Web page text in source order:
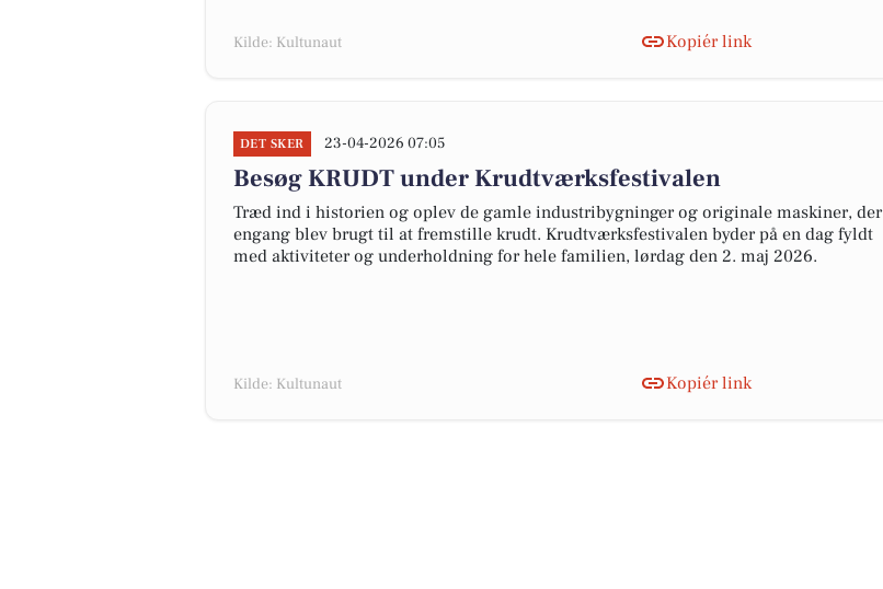
Kilde: Kultunaut Kopiér link
DET SKER 23-04-2026 07:05
Besøg KRUDT under Krudtværksfestivalen
Træd ind i historien og oplev de gamle industribygninger og originale maskiner, der
engang blev brugt til at fremstille krudt. Krudtværksfestivalen byder på en dag fyldt
med aktiviteter og underholdning for hele familien, lørdag den 2. maj 2026.
Kilde: Kultunaut Kopiér link